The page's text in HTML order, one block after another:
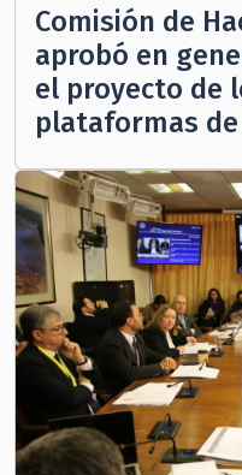
Comisión de
aprobó en
el proyecto de
plataformas